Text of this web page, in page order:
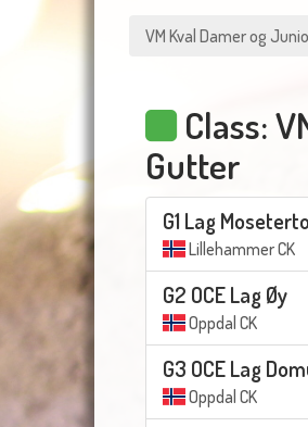
VM Kval Damer og
Class:
Gutter
G1 Lag
Lillehammer CK
G2 OCE Lag Øy
Oppdal CK
G3 OCE Lag
Oppdal CK